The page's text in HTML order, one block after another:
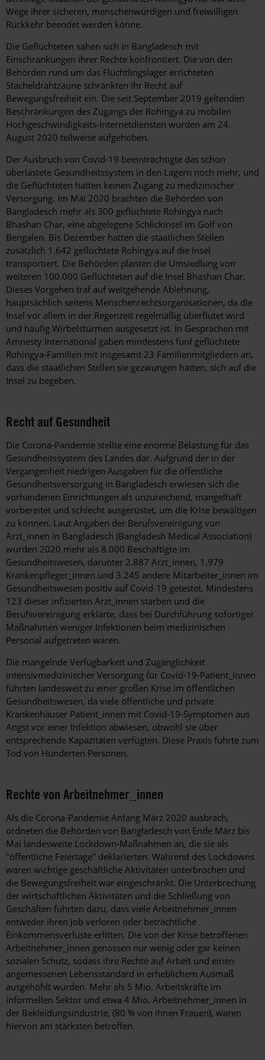
Wege ihrer sicheren, menschenwürdigen und freiwilligen
Rückkehr beendet werden könne.
Die Geflüchteten sahen sich in Bangladesch mit
Einschränkungen ihrer Rechte konfrontiert. Die von den
Behörden rund um das Flüchtlingslager errichteten
Stacheldrahtzäune schränkten ihr Recht auf
Bewegungsfreiheit ein. Die seit September 2019 geltenden
Beschränkungen des Zugangs der Rohingya zu mobilen
Hochgeschwindigkeits-Internetdiensten wurden am 24.
August 2020 teilweise aufgehoben.
Der Ausbruch von Covid-19 beeinträchtigte das schon
überlastete Gesundheitssystem in den Lagern noch mehr, und
die Geflüchteten hatten keinen Zugang zu medizinischer
Versorgung. Im Mai 2020 brachten die Behörden von
Bangladesch mehr als 300 geflüchtete Rohingya nach
Bhashan Char, eine abgelegene Schlickinsel im Golf von
Bengalen. Bis Dezember hatten die staatlichen Stellen
zusätzlich 1.642 geflüchtete Rohingya auf die Insel
transportiert. Die Behörden planten die Umsiedlung von
weiteren 100.000 Geflüchteten auf die Insel Bhashan Char.
Dieses Vorgehen traf auf weitgehende Ablehnung,
hauptsächlich seitens Menschenrechtsorganisationen, da die
Insel vor allem in der Regenzeit regelmäßig überflutet wird
und häufig Wirbelstürmen ausgesetzt ist. In Gesprächen mit
Amnesty International gaben mindestens fünf geflüchtete
Rohingya-Familien mit insgesamt 23 Familienmitgliedern an,
dass die staatlichen Stellen sie gezwungen hätten, sich auf die
Insel zu begeben.
Recht auf Gesundheit
Die Corona-Pandemie stellte eine enorme Belastung für das
Gesundheitssystem des Landes dar. Aufgrund der in der
Vergangenheit niedrigen Ausgaben für die öffentliche
Gesundheitsversorgung in Bangladesch erwiesen sich die
vorhandenen Einrichtungen als unzureichend, mangelhaft
vorbereitet und schlecht ausgerüstet, um die Krise bewältigen
zu können. Laut Angaben der Berufsvereinigung von
Ärzt_innen in Bangladesch (Bangladesh Medical Association)
wurden 2020 mehr als 8.000 Beschäftigte im
Gesundheitswesen, darunter 2.887 Ärzt_innen, 1.979
Krankenpfleger_innen und 3.245 andere Mitarbeiter_innen im
Gesundheitswesen positiv auf Covid-19 getestet. Mindestens
123 dieser infizierten Ärzt_innen starben und die
Berufsvereinigung erklärte, dass bei Durchführung sofortiger
Maßnahmen weniger Infektionen beim medizinischen
Personal aufgetreten wären.
Die mangelnde Verfügbarkeit und Zugänglichkeit
intensivmedizinischer Versorgung für Covid-19-Patient_innen
führten landesweit zu einer großen Krise im öffentlichen
Gesundheitswesen, da viele öffentliche und private
Krankenhäuser Patient_innen mit Covid-19-Symptomen aus
Angst vor einer Infektion abwiesen, obwohl sie über
entsprechende Kapazitäten verfügten. Diese Praxis führte zum
Tod von Hunderten Personen.
Rechte von Arbeitnehmer_innen
Als die Corona-Pandemie Anfang März 2020 ausbrach,
ordneten die Behörden von Bangladesch von Ende März bis
Mai landesweite Lockdown-Maßnahmen an, die sie als
"öffentliche Feiertage" deklarierten. Während des Lockdowns
waren wichtige geschäftliche Aktivitäten unterbrochen und
die Bewegungsfreiheit war eingeschränkt. Die Unterbrechung
der wirtschaftlichen Aktivitäten und die Schließung von
Geschäften führten dazu, dass viele Arbeitnehmer_innen
entweder ihren Job verloren oder beträchtliche
Einkommensverluste erlitten. Die von der Krise betroffenen
Arbeitnehmer_innen genossen nur wenig oder gar keinen
sozialen Schutz, sodass ihre Rechte auf Arbeit und einen
angemessenen Lebensstandard in erheblichem Ausmaß
ausgehöhlt wurden. Mehr als 5 Mio. Arbeitskräfte im
informellen Sektor und etwa 4 Mio. Arbeitnehmer_innen in
der Bekleidungsindustrie, (80 % von ihnen Frauen), waren
hiervon am stärksten betroffen.